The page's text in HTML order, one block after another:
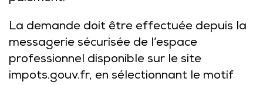
La demande doit être effectuée depuis la
messagerie sécurisée de l’espace
professionnel disponible sur le site
impots.gouv.fr, en sélectionnant le motif